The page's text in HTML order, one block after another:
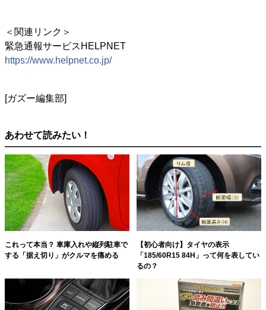
＜関連リンク＞
緊急通報サービスHELPNET
https://www.helpnet.co.jp/
[ガズー編集部]
あわせて読みたい！
これって本当？ 車庫入れや縦列駐車で
する「据え切り」がクルマを痛める
【初心者向け】タイヤの表示
「185/60R15 84H」って何を表してい
るの？